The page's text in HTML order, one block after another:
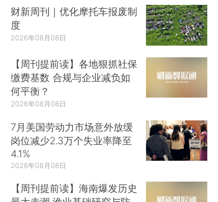
财新周刊｜优化摩托车报废制
度
2026年08月08日
【周刊提前读】各地狠抓社保
缴费基数 合规与企业减负如
何平衡？
2026年08月08日
7月美国劳动力市场意外放缓
岗位减少2.3万个失业率降至
4.1%
2026年08月08日
【周刊提前读】海南爆发历史